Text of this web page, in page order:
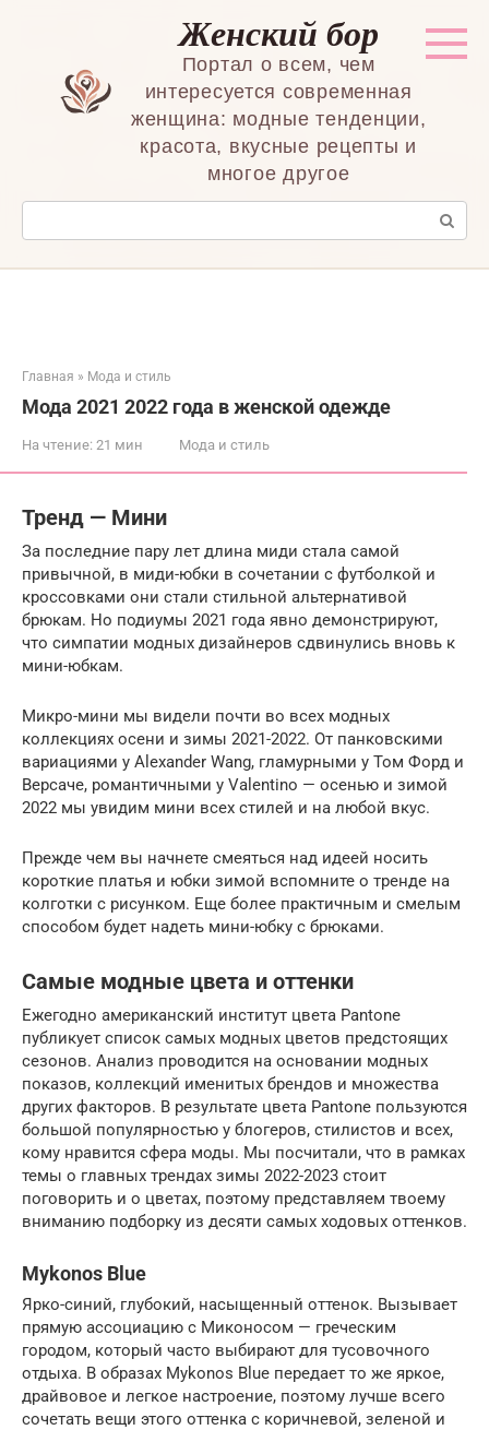
Женский бор
Портал о всем, чем
интересуется современная
женщина: модные тенденции,
красота, вкусные рецепты и
многое другое
Поиск:
Главная » Мода и стиль
Мода 2021 2022 года в женской одежде
На чтение: 21 мин Мода и стиль
Тренд — Мини
За последние пару лет длина миди стала самой
привычной, в миди-юбки в сочетании с футболкой и
кроссовками они стали стильной альтернативой
брюкам. Но подиумы 2021 года явно демонстрируют,
что симпатии модных дизайнеров сдвинулись вновь к
мини-юбкам.
Микро-мини мы видели почти во всех модных
коллекциях осени и зимы 2021-2022. От панковскими
вариациями у Alexander Wang, гламурными у Том Форд и
Версаче, романтичными у Valentino — осенью и зимой
2022 мы увидим мини всех стилей и на любой вкус.
Прежде чем вы начнете смеяться над идеей носить
короткие платья и юбки зимой вспомните о тренде на
колготки с рисунком. Еще более практичным и смелым
способом будет надеть мини-юбку с брюками.
Самые модные цвета и оттенки
Ежегодно американский институт цвета Pantone
публикует список самых модных цветов предстоящих
сезонов. Анализ проводится на основании модных
показов, коллекций именитых брендов и множества
других факторов. В результате цвета Pantone пользуются
большой популярностью у блогеров, стилистов и всех,
кому нравится сфера моды. Мы посчитали, что в рамках
темы о главных трендах зимы 2022-2023 стоит
поговорить и о цветах, поэтому представляем твоему
вниманию подборку из десяти самых ходовых оттенков.
Mykonos Blue
Ярко-синий, глубокий, насыщенный оттенок. Вызывает
прямую ассоциацию с Миконосом — греческим
городом, который часто выбирают для тусовочного
отдыха. В образах Mykonos Blue передает то же яркое,
драйвовое и легкое настроение, поэтому лучше всего
сочетать вещи этого оттенка с коричневой, зеленой и